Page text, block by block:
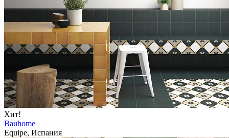
Хит!
Bauhome
Equipe, Испания